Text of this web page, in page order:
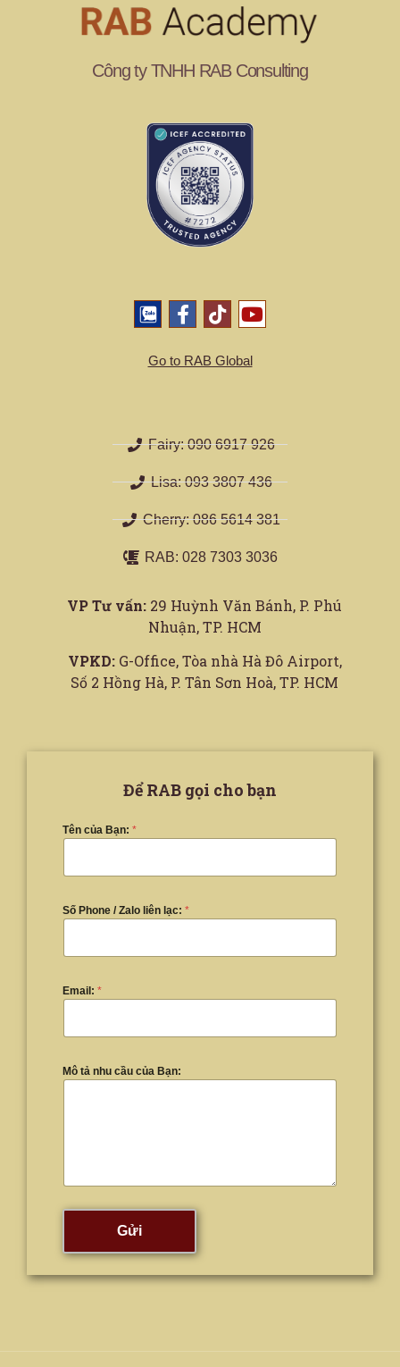
Công ty TNHH RAB Consulting
Go to RAB Global
Fairy: 090 6917 926
Lisa: 093 3807 436
Cherry: 086 5614 381
RAB: 028 7303 3036
VP Tư vấn: 29 Huỳnh Văn Bánh, P. Phú
Nhuận, TP. HCM
VPKD:G-Office, Tòa nhà Hà Đô Airport,
Số 2 Hồng Hà, P. Tân Sơn Hoà, TP. HCM
Để RAB gọi cho bạn
Tên của Bạn: *
Số Phone / Zalo liên lạc: *
Email: *
Mô tả nhu cầu của Bạn:
Gửi